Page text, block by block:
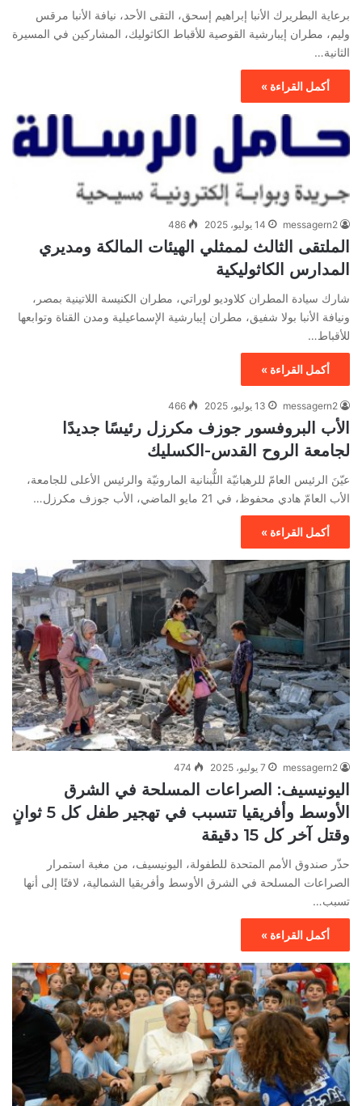
برعاية البطريرك الأنبا إبراهيم إسحق، التقى الأحد، نيافة الأنبا مرقس
وليم، مطران إيبارشية القوصية للأقباط الكاثوليك، المشاركين في المسيرة
الثانية…
أكمل القراءة »
messagern2 14 يوليو، 2025 486
الملتقى الثالث لممثلي الهيئات المالكة ومديري
المدارس الكاثوليكية
شارك سيادة المطران كلاوديو لوراتي، مطران الكنيسة اللاتينية بمصر،
ونيافة الأنبا بولا شفيق، مطران إيبارشية الإسماعيلية ومدن القناة وتوابعها
للأقباط…
أكمل القراءة »
messagern2 13 يوليو، 2025 466
الأب البروفسور جوزف مكرزل رئيسًا جديدًا
لجامعة الروح القدس-الكسليك
عيّنَ الرئيس العامّ للرهبانيّة اللُّبنانية المارونيّة والرئيس الأعلى للجامعة،
الأب العامّ هادي محفوظ، في 21 مايو الماضي، الأب جوزف مكرزل…
أكمل القراءة »
messagern2 7 يوليو، 2025 474
اليونيسيف: الصراعات المسلحة في الشرق
الأوسط وأفريقيا تتسبب في تهجير طفل كل 5 ثوانٍ
وقتل آخر كل 15 دقيقة
حذّر صندوق الأمم المتحدة للطفولة، اليونيسيف، من مغبة استمرار
الصراعات المسلحة في الشرق الأوسط وأفريقيا الشمالية، لافتًا إلى أنها
تسبب…
أكمل القراءة »